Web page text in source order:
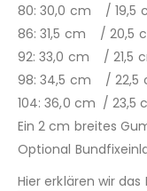
80: 30,0 cm / 19,5
86: 31,5 cm / 20,5
92: 33,0 cm / 21,5
98: 34,5 cm / 22,5
104: 36,0 cm / 23,5
Ein 2 cm breites
Optional
Hier erklären wir das